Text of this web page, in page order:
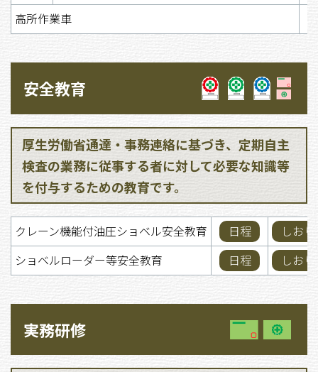
高所作業車
安全教育
厚生労働省通達・事務連絡に基づき、定期自主
検査の業務に従事する者に対して必要な知識等
を付与するための教育です。
クレーン機能付油圧ショベル安全教育 日程
しおり
ショベルローダー等安全教育
日程 しおり
実務研修